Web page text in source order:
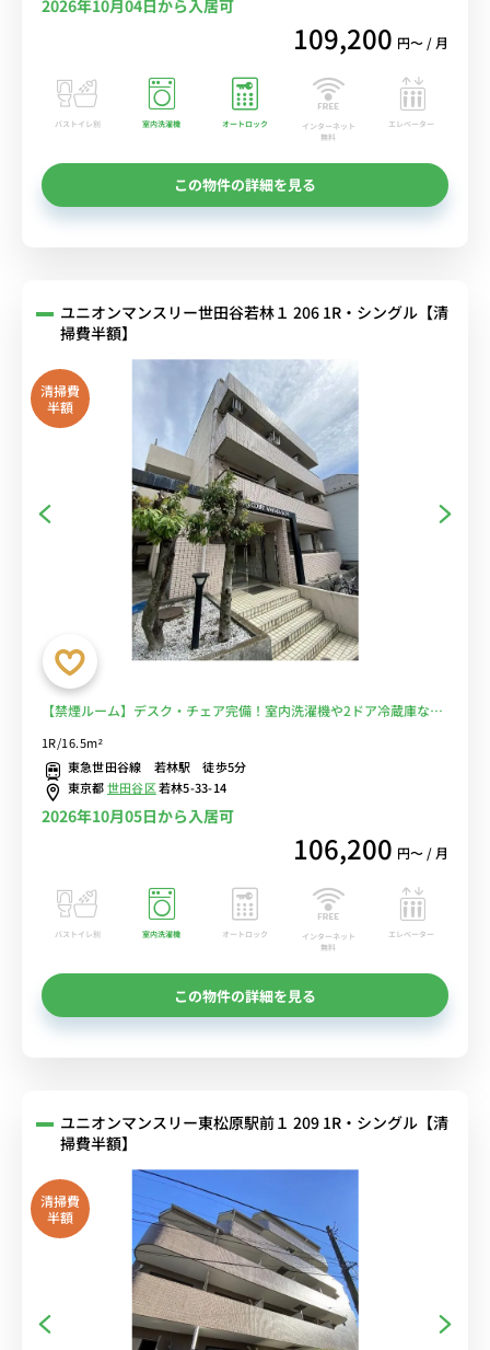
2026年10月04日から入居可
109,200 円〜 / 月
バストイレ別 室内洗濯機 オートロック
インターネット
無料
エレベーター
この物件の詳細を見る
ユニオンマンスリー世田谷若林１ 206 1R・シングル【清
掃費半額】
清掃費
半額
【禁煙ルーム】デスク・チェア完備！室内洗濯機や2ドア冷蔵庫など
パスまで徒歩通学■選べるWi-Fi格安レンタル中！
1R/16.5m²
東急世田谷線 若林駅 徒歩5分
東京都世田谷区若林5-33-14
2026年10月05日から入居可
106,200 円〜 / 月
バストイレ別 室内洗濯機 オートロック
インターネット
無料
エレベーター
この物件の詳細を見る
ユニオンマンスリー東松原駅前１ 209 1R・シングル【清
掃費半額】
清掃費
半額